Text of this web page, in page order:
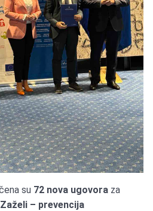
su 72 nova ugovora za
Zaželi – prevencija